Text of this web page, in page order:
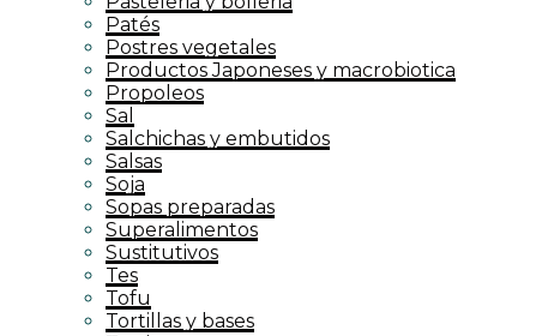
Patés
Postres vegetales
Productos Japoneses y macrobiotica
Propoleos
Sal
Salchichas y embutidos
Salsas
Soja
Sopas preparadas
Superalimentos
Sustitutivos
Tes
Tofu
Tortillas y bases